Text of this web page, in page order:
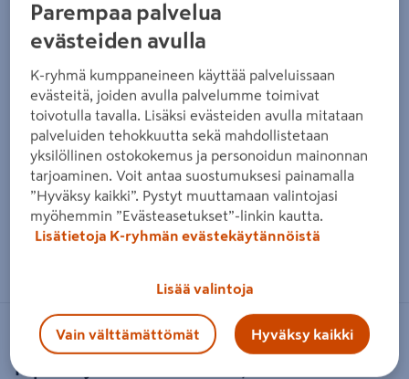
Zoomaa kuvaa sormilla kosketusnäytöllä
Kipsilevyruuvi PROF PH2 3,8x32mm
PROF
Parempaa palvelua
evästeiden avulla
K-ryhmä kumppaneineen käyttää palveluissaan
evästeitä, joiden avulla palvelumme toimivat
toivotulla tavalla. Lisäksi evästeiden avulla mitataan
palveluiden tehokkuutta sekä mahdollistetaan
yksilöllinen ostokokemus ja personoidun mainonnan
tarjoaminen. Voit antaa suostumuksesi painamalla
”Hyväksy kaikki”. Pystyt muuttamaan valintojasi
myöhemmin ”Evästeasetukset”-linkin kautta.
Lisätietoja K-ryhmän evästekäytännöistä
Lisää valintoja
Vain välttämättömät Hyväksy kaikki